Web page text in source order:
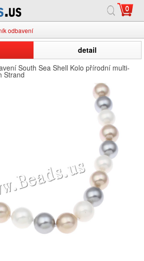
0
odbavení
detail
South Sea Shell Kolo přírodní multi-
Strand